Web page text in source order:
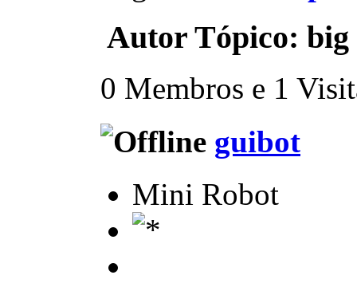
Autor Tópico: big
0 Membros e 1
guibot
Mini Robot